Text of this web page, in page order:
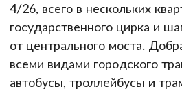
4/26, всего в нескольких
государственного цирка и
от центрального моста.
всеми видами городского
автобусы, троллейбусы и